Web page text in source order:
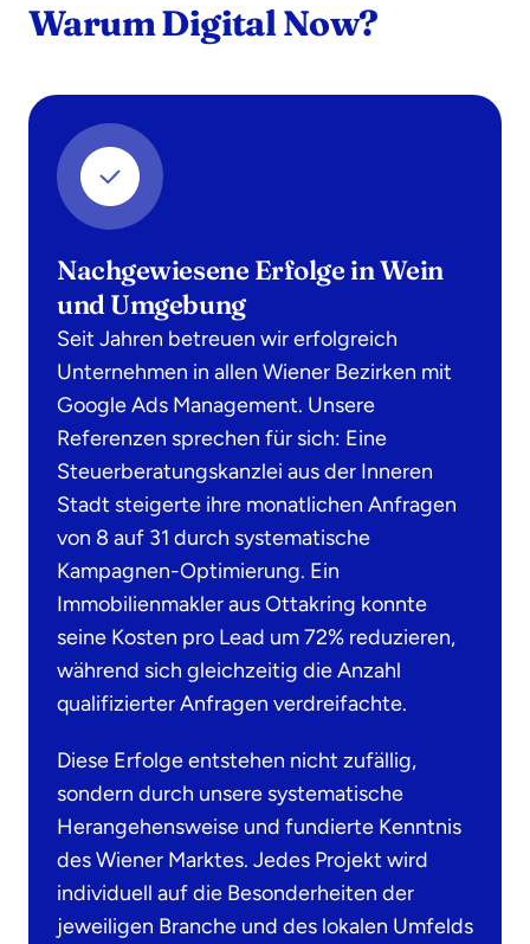
Warum Digital Now?
Nachgewiesene Erfolge in Wein
und Umgebung
Seit Jahren betreuen wir erfolgreich
Unternehmen in allen Wiener Bezirken mit
Google Ads Management. Unsere
Referenzen sprechen für sich: Eine
Steuerberatungskanzlei aus der Inneren
Stadt steigerte ihre monatlichen Anfragen
von 8 auf 31 durch systematische
Kampagnen-Optimierung. Ein
Immobilienmakler aus Ottakring konnte
seine Kosten pro Lead um 72% reduzieren,
während sich gleichzeitig die Anzahl
qualifizierter Anfragen verdreifachte.
Diese Erfolge entstehen nicht zufällig,
sondern durch unsere systematische
Herangehensweise und fundierte Kenntnis
des Wiener Marktes. Jedes Projekt wird
individuell auf die Besonderheiten der
jeweiligen Branche und des lokalen Umfelds